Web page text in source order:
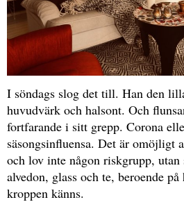
I söndags slog det till. Han den
huvudvärk och halsont. Och
fortfarande i sitt grepp. Corona
säsongsinfluensa. Det är
och lov inte någon riskgrupp,
alvedon, glass och te, beroende
kroppen känns.